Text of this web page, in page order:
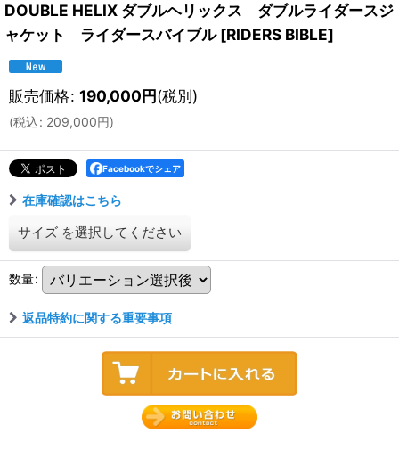
DOUBLE HELIX ダブルヘリックス ダブルライダースジ
ャケット ライダースバイブル [RIDERS BIBLE]
販売価格: 190,000円(税別)
(税込: 209,000円)
Facebookでシェア
在庫確認はこちら
サイズ を選択してください
数量:
返品特約に関する重要事項